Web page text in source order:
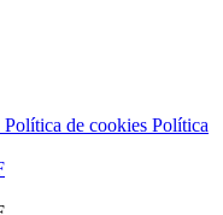
Política de cookies Política